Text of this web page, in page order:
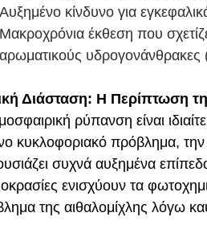
Αυξημένο κίνδυνο για
Μακροχρόνια έκθεση που
αρωματικούς
Διάσταση: Η Περίπτωση
ρύπανση είναι
κυκλοφοριακό πρόβλημα,
συχνά αυξημένα
ενισχύουν τα
της αιθαλομίχλης λόγω